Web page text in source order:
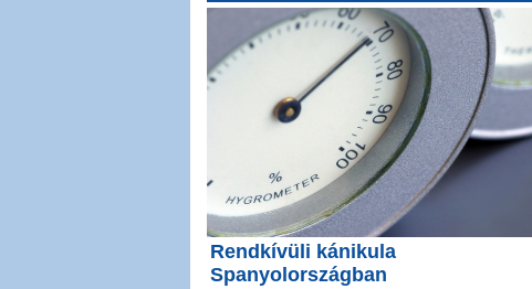
Rendkívüli kánikula
Spanyolországban